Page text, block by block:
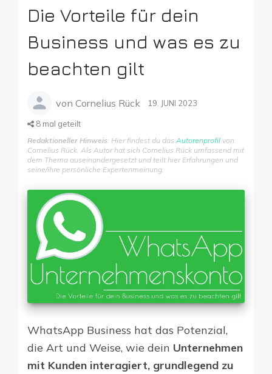
Die Vorteile für dein
Business und was es zu
beachten gilt
von Cornelius Rück 19. JUNI 2023
8mal geteilt
Redaktioneller Hinweis: Hier findest du das Autorenprofil von
Cornelius Rück. Als Autor hat sich Cornelius Rück umfassend mit
dem Thema auseinandergesetzt und teilt hier Erfahrungen und
seine/ihre persönliche Expertenmeinung.
WhatsApp Business hat das Potenzial,
die Art und Weise, wie dein Unternehmen
mit Kunden interagiert, grundlegend zu